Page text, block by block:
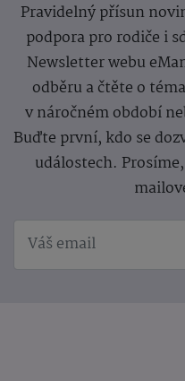
Pravidelný přísun
podpora pro rodiče i
Newsletter webu
odběru a čtěte o
v náročném období
Buďte první, kdo se
událostech.